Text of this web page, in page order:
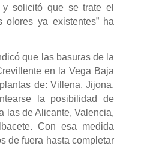
solicitó que se trate el
olores ya existentes” ha
que las basuras de la
en la Vega Baja
de: Villena, Jijona,
la posibilidad de
las de Alicante, Valencia,
Con esa medida
de fuera hasta completar